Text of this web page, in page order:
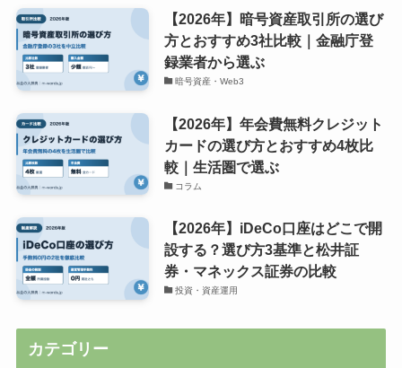
【2026年】暗号資産取引所の選び
方とおすすめ3社比較｜金融庁登
録業者から選ぶ
暗号資産・Web3
【2026年】年会費無料クレジット
カードの選び方とおすすめ4枚比
較｜生活圏で選ぶ
コラム
【2026年】iDeCo口座はどこで開
設する？選び方3基準と松井証
券・マネックス証券の比較
投資・資産運用
カテゴリー